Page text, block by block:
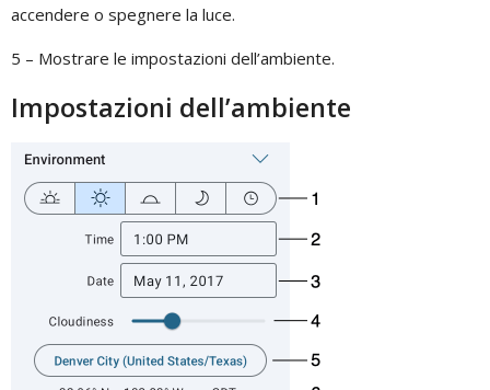
accendere o spegnere la luce.
5 – Mostrare le impostazioni dell’ambiente.
Impostazioni dell’ambiente